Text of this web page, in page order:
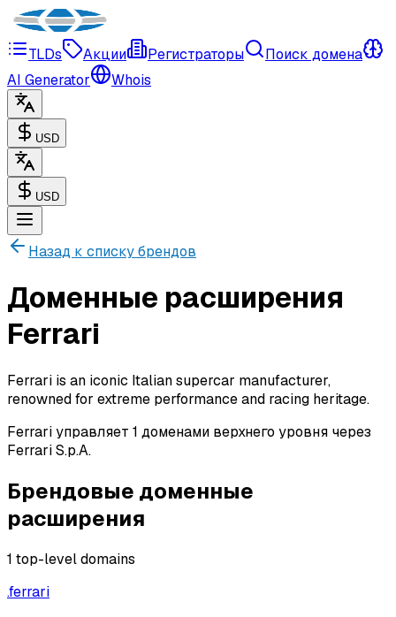
TLDs Акции Регистраторы
Поиск домена
AI Generator
Whois
USD
USD
Назад к списку брендов
Доменные расширения
Ferrari
Ferrari is an iconic Italian supercar manufacturer,
renowned for extreme performance and racing heritage.
Ferrari управляет 1 доменами верхнего уровня через
Ferrari S.p.A.
Брендовые доменные
расширения
1 top-level domains
.ferrari